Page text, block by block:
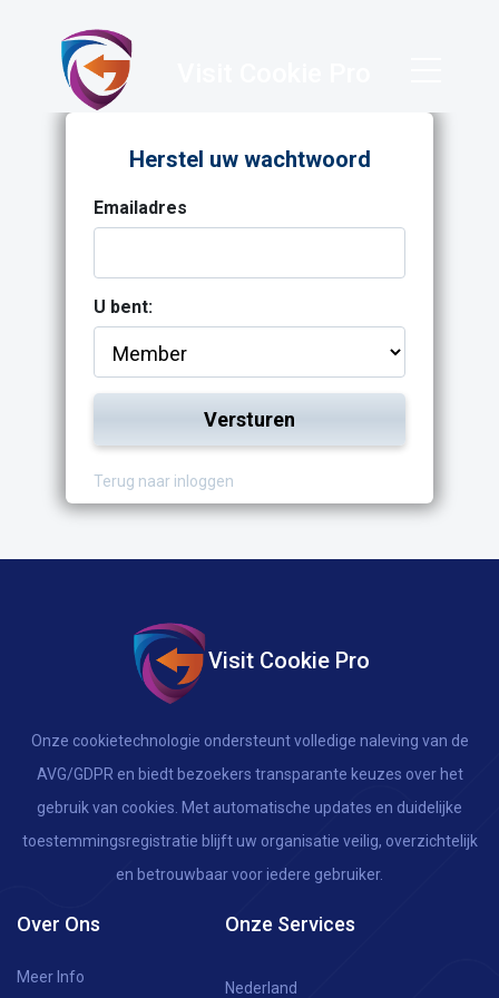
Herstel uw wachtwoord
Emailadres
U bent:
Versturen
Terug naar inloggen
Visit Cookie Pro
Onze cookietechnologie ondersteunt volledige naleving van de
AVG/GDPR en biedt bezoekers transparante keuzes over het
gebruik van cookies. Met automatische updates en duidelijke
toestemmingsregistratie blijft uw organisatie veilig, overzichtelijk
en betrouwbaar voor iedere gebruiker.
Over Ons
Meer Info
Onze Services
Nederland